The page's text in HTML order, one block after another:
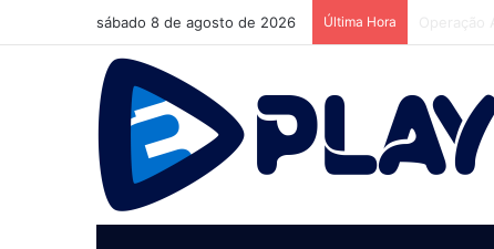
sábado 8 de agosto de 2026 Última Hora